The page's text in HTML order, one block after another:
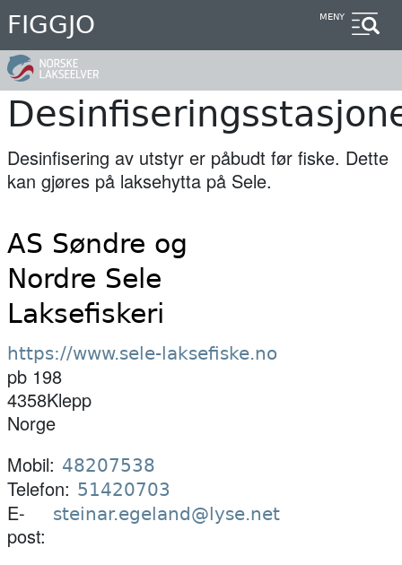
Hopp
til
hovedinnhold
FIGGJO MENY
Desinfisering av utstyr er påbudt før fiske. Dette
kan gjøres på laksehytta på Sele.
AS Søndre og
Nordre Sele
Laksefiskeri
https://www.sele-laksefiske.no
pb 198
4358Klepp
Norge
Mobil
48207538
Telefon 51420703
E-
post
steinar.egeland@lyse.net